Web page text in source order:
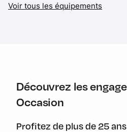
Voir tous les équipements
Découvrez les
Occasion
Profitez de plus de 25